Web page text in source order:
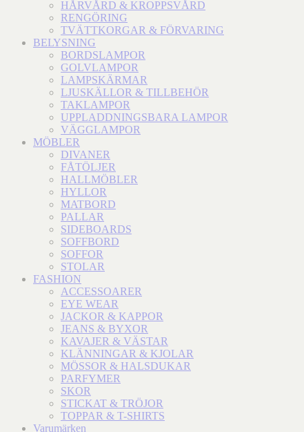
HÅRVÅRD & KROPPSVÅRD
RENGÖRING
TVÄTTKORGAR & FÖRVARING
BELYSNING
BORDSLAMPOR
GOLVLAMPOR
LAMPSKÄRMAR
LJUSKÄLLOR & TILLBEHÖR
TAKLAMPOR
UPPLADDNINGSBARA LAMPOR
VÄGGLAMPOR
MÖBLER
DIVANER
FÅTÖLJER
HALLMÖBLER
HYLLOR
MATBORD
PALLAR
SIDEBOARDS
SOFFBORD
SOFFOR
STOLAR
FASHION
ACCESSOARER
EYE WEAR
JACKOR & KAPPOR
JEANS & BYXOR
KAVAJER & VÄSTAR
KLÄNNINGAR & KJOLAR
MÖSSOR & HALSDUKAR
PARFYMER
SKOR
STICKAT & TRÖJOR
TOPPAR & T-SHIRTS
Varumärken